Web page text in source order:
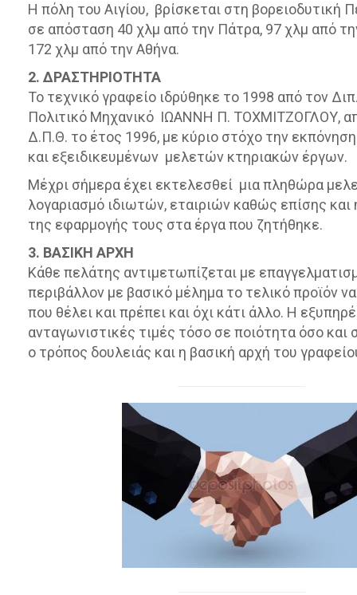
Η πόλη του Αιγίου, βρίσκεται στη βορειοδυτική
σε απόσταση 40 χλμ από την Πάτρα, 97 χλμ από
172 χλμ από την Αθήνα.
2. ΔΡΑΣΤΗΡΙΟΤΗΤΑ
Το τεχνικό γραφείο ιδρύθηκε το 1998 από τον
Πολιτικό Μηχανικό ΙΩΑΝΝΗ Π. ΤΟΧΜΙΤΖΟΓΛΟΥ,
Δ.Π.Θ. το έτος 1996, με κύριο στόχο την
και εξειδικευμένων μελετών κτηριακών έργων.
Μέχρι σήμερα έχει εκτελεσθεί μια πληθώρα
λογαριασμό ιδιωτών, εταιριών καθώς επίσης και
της εφαρμογής τους στα έργα που ζητήθηκε.
3. ΒΑΣΙΚΗ ΑΡΧΗ
Κάθε πελάτης αντιμετωπίζεται με
περιβάλλον με βασικό μέλημα το τελικό προϊόν να
που θέλει και πρέπει και όχι κάτι άλλο. Η
ανταγωνιστικές τιμές τόσο σε ποιότητα όσο και
ο τρόπος δουλειάς και η βασική αρχή του